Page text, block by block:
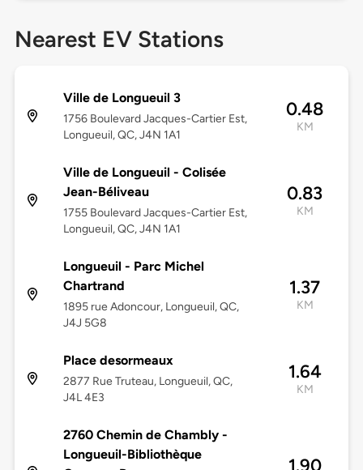
Nearest EV Stations
Ville de Longueuil 3
1756 Boulevard Jacques-Cartier Est,
Longueuil, QC, J4N 1A1
0.48
KM
Ville de Longueuil - Colisée
Jean-Béliveau
1755 Boulevard Jacques-Cartier Est,
Longueuil, QC, J4N 1A1
0.83
KM
Longueuil - Parc Michel
Chartrand
1895 rue Adoncour, Longueuil, QC,
J4J 5G8
1.37
KM
Place desormeaux
2877 Rue Truteau, Longueuil, QC,
J4L 4E3
1.64
KM
2760 Chemin de Chambly -
Longueuil-Bibliothèque